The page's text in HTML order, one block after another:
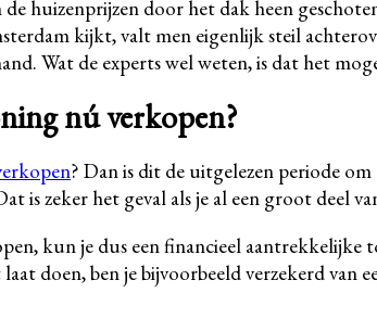
huizenprijzen door het dak heen
kijkt, valt men eigenlijk steil
Wat de experts wel weten, is dat het
nú verkopen?
? Dan is dit de uitgelezen periode
is zeker het geval als je al een groot deel
kun je dus een financieel
laat doen, ben je bijvoorbeeld verzekerd